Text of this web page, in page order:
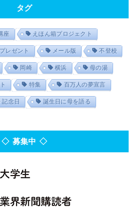
タグ
座 えほん箱プロジェクト
プレゼント メール版 不登校
岡崎 横浜 母の湯
特集 百万人の夢宣言
記念日 誕生日に母を語る
◇ 募集中 ◇